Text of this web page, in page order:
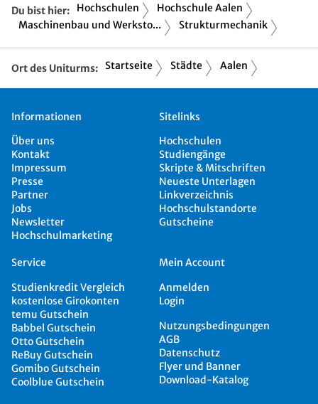
Du bist hier: Hochschulen
Hochschule Aalen
Maschinenbau und Werksto...
Strukturmechanik
Ort des Uniturms: Startseite Städte Aalen
Informationen
Über uns
Kontakt
Impressum
Presse
Partner
Jobs
Newsletter
Hochschulmarketing
Sitelinks
Hochschulen
Studiengänge
Skripte & Mitschriften
Neueste Unterlagen
Linkverzeichnis
Hochschulstandorte
Gutscheine
Service
Studienkredit Vergleich
kostenlose Girokonten
temu Gutschein
Babbel Gutschein
Otto Gutschein
ReBuy Gutschein
Gomibo Gutschein
Coolblue Gutschein
Mein Account
Anmelden
Login
Nutzungsbedingungen
AGB
Datenschutz
Flyer und Banner
Download-Katalog